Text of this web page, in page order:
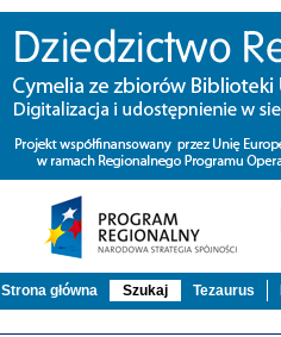
Strona główna Szukaj Tezaurus